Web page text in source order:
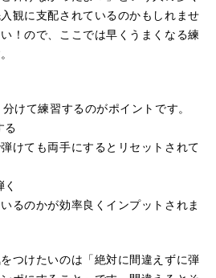
観に支配されているのかもしれませ
！ので、ここでは早くうまくなる練
けて練習するのがポイントです。
る
けても両手にするとリセットされて
るのかが効率良くインプットされま
つけたいのは「絶対に間違えずに弾